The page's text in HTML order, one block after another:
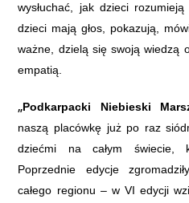
wysłuchać, jak dzieci
dzieci mają głos, pokazują,
ważne, dzielą się swoją wiedzą
empatią.
„Podkarpacki Niebieski
naszą placówkę już po raz s
dziećmi na całym świecie,
Poprzednie edycje
całego regionu – w VI edycji